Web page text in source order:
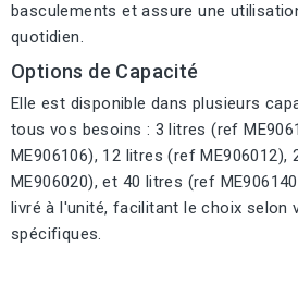
basculements et assure une
quotidien.
Options de Capacité
Elle est disponible dans plusieurs
tous vos besoins : 3 litres (ref
ME906106), 12 litres (ref ME906012),
ME906020), et 40 litres (ref
livré à l'unité, facilitant le choix selon
spécifiques.